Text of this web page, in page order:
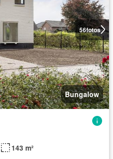
56fotos
Bungalow
143 m²